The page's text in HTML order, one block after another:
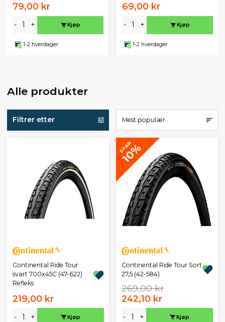
79,00 kr
- + Kjøp
1-2 hverdager
69,00 kr
- + Kjøp
1-2 hverdager
Alle produkter
Filtrer etter Mest populær
Continental Ride Tour
svart 700x45C (47-622)
Refleks
219,00 kr
- + Kjøp
SPAR
10%
Continental Ride Tour Sort
27,5 (42-584)
269,00 kr
242,10 kr
- + Kjøp